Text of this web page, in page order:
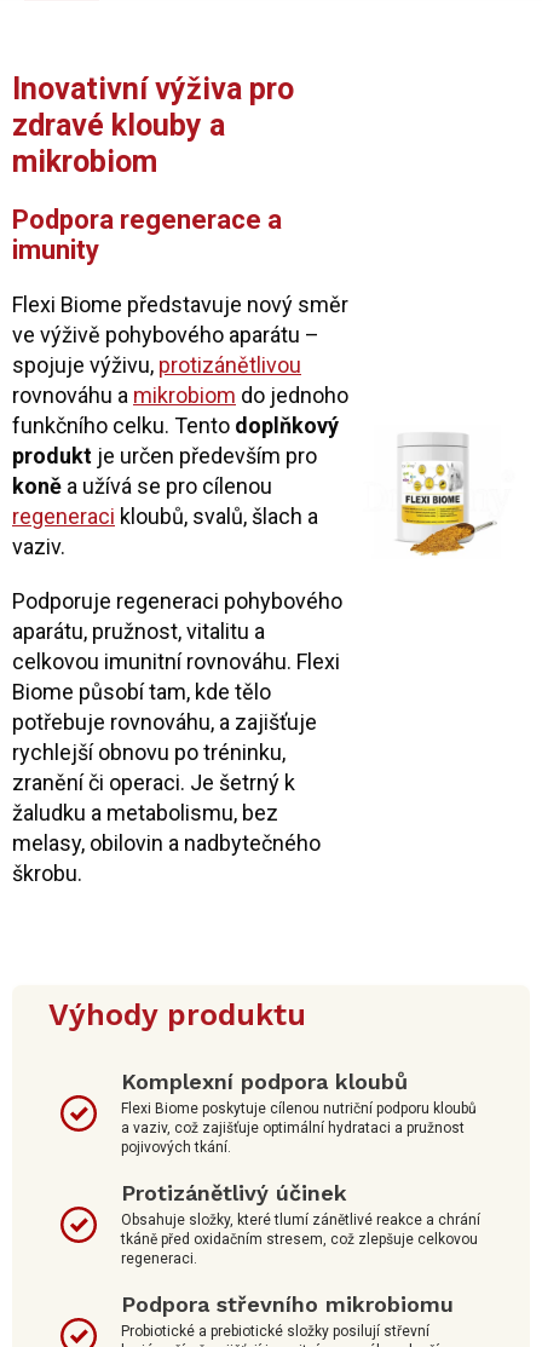
Inovativní výživa pro
zdravé klouby a
mikrobiom
Podpora regenerace a
imunity
Flexi Biome představuje nový směr
ve výživě pohybového aparátu –
spojuje výživu, protizánětlivou
rovnováhu a mikrobiom do jednoho
funkčního celku. Tento doplňkový
produkt je určen především pro
koně a užívá se pro cílenou
regeneraci kloubů, svalů, šlach a
vaziv.
Podporuje regeneraci pohybového
aparátu, pružnost, vitalitu a
celkovou imunitní rovnováhu. Flexi
Biome působí tam, kde tělo
potřebuje rovnováhu, a zajišťuje
rychlejší obnovu po tréninku,
zranění či operaci. Je šetrný k
žaludku a metabolismu, bez
melasy, obilovin a nadbytečného
škrobu.
Výhody produktu
Komplexní podpora kloubů
Flexi Biome poskytuje cílenou nutriční podporu kloubů
a vaziv, což zajišťuje optimální hydrataci a pružnost
pojivových tkání.
Protizánětlivý účinek
Obsahuje složky, které tlumí zánětlivé reakce a chrání
tkáně před oxidačním stresem, což zlepšuje celkovou
regeneraci.
Podpora střevního mikrobiomu
Probiotické a prebiotické složky posilují střevní